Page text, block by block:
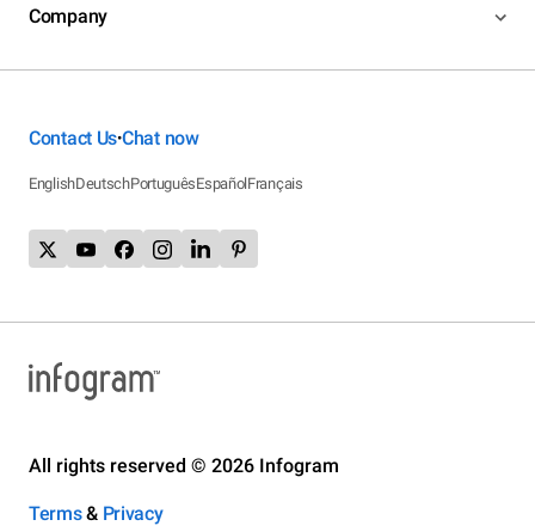
Company
Contact Us•Chat now
EnglishDeutschPortuguêsEspañolFrançais
All rights reserved © 2026 Infogram
Terms& Privacy